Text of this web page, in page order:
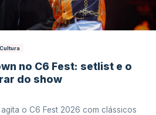
Cultura
no C6 Fest: setlist e o
do show
o C6 Fest 2026 com clássicos